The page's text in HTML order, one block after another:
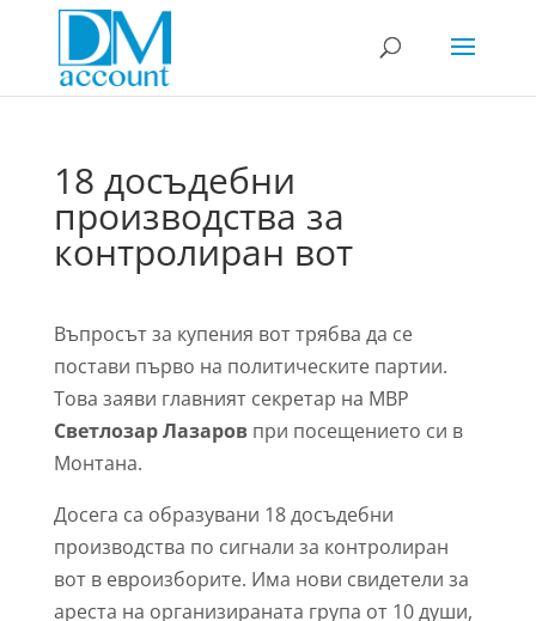
18 досъдебни
производства за
контролиран вот
Въпросът за купения вот трябва да се
постави първо на политическите партии.
Това заяви главният секретар на МВР
Светлозар Лазаров при посещението си в
Монтана.
Досега са образувани 18 досъдебни
производства по сигнали за контролиран
вот в евроизборите. Има нови свидетели за
ареста на организираната група от 10 души,